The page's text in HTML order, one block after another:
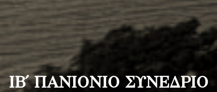
ΙΒ΄ ΠΑΝΙΟΝΙΟ ΣΥΝΕΔΡΙΟ